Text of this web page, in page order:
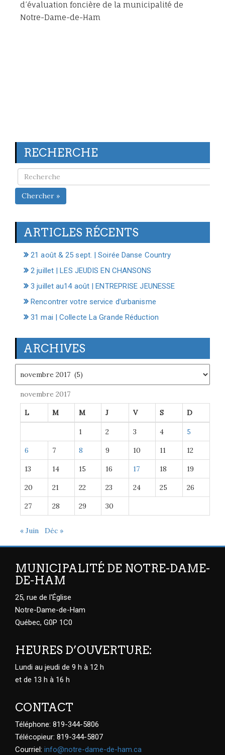
d’évaluation foncière de la municipalité de
Notre-Dame-de-Ham
RECHERCHE
Chercher »
ARTICLES RÉCENTS
21 août & 25 sept. | Soirée Danse Country
2 juillet | LES JEUDIS EN CHANSONS
3 juillet au14 août | ENTREPRISE JEUNESSE
Rencontrer votre service d’urbanisme
31 mai | Collecte La Grande Réduction
ARCHIVES
novembre 2017
L M M J V S D
1 2 3 4 5
6 7 8 9 10 11 12
13 14 15 16 17 18 19
20 21 22 23 24 25 26
27 28 29 30
« Juin Déc »
MUNICIPALITÉ DE NOTRE-DAME-
DE-HAM
25, rue de l'Église
Notre-Dame-de-Ham
Québec, G0P 1C0
HEURES D’OUVERTURE:
Lundi au jeudi de 9 h à 12 h
et de 13 h à 16 h
CONTACT
Téléphone: 819-344-5806
Télécopieur: 819-344-5807
Courriel: info@notre-dame-de-ham.ca